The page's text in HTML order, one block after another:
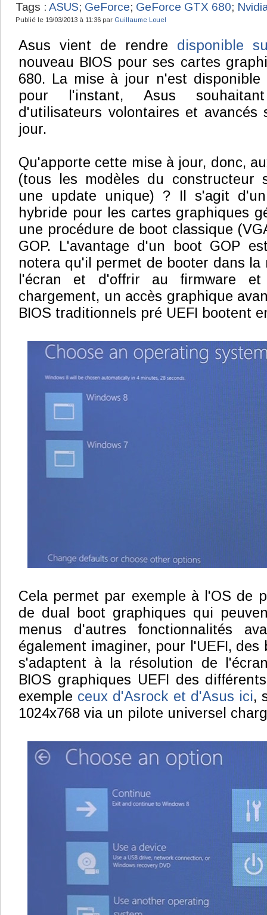
Tags : ASUS; GeForce; GeForce GTX 680;
Publié le 19/03/2013 à 11:36 par Guillaume Louel
Asus vient de rendre disponible
nouveau BIOS pour ses cartes
680. La mise à jour n'est
pour l'instant, Asus
d'utilisateurs volontaires et
jour.
Qu'apporte cette mise à jour, donc,
(tous les modèles du constructeur
une update unique) ? Il s'agit d'un
hybride pour les cartes graphiques
une procédure de boot classique
GOP. L'avantage d'un boot GOP
notera qu'il permet de booter dans la
l'écran et d'offrir au firmware
chargement, un accès graphique
BIOS traditionnels pré UEFI bootent
Cela permet par exemple à l'OS de
de dual boot graphiques qui
menus d'autres fonctionnalités
également imaginer, pour l'UEFI,
s'adaptent à la résolution de
BIOS graphiques UEFI des
exemple ceux d'Asrock et d'Asus ici,
1024x768 via un pilote universel